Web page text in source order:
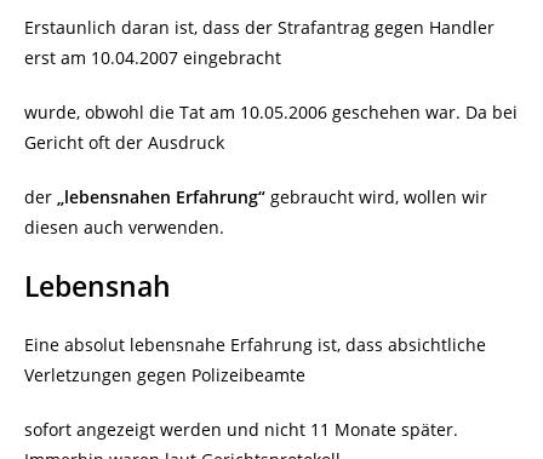
Erstaunlich daran ist, dass der Strafantrag gegen Handler
erst am 10.04.2007 eingebracht
wurde, obwohl die Tat am 10.05.2006 geschehen war. Da bei
Gericht oft der Ausdruck
der „lebensnahen Erfahrung“ gebraucht wird, wollen wir
diesen auch verwenden.
Lebensnah
Eine absolut lebensnahe Erfahrung ist, dass absichtliche
Verletzungen gegen Polizeibeamte
sofort angezeigt werden und nicht 11 Monate später.